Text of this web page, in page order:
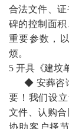
合法文件、
碑的控制面
重要参数，
烦。
5 开具《建坟
◆ 安葬咨询
要！我们设
文件、认购
协助客户择